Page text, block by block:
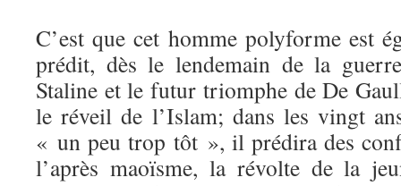
C’est que cet homme polyforme est
prédit, dès le lendemain de la
Staline et le futur triomphe de De
le réveil de l’Islam; dans les vingt
« un peu trop tôt », il prédira des
l’après maoïsme, la révolte de la